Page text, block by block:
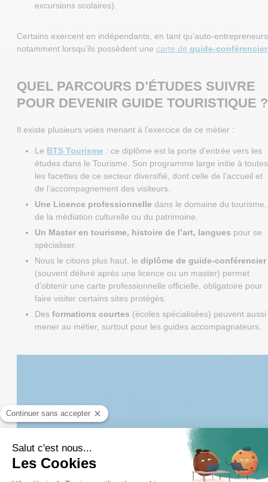
excursions scolaires).
Certains exercent en indépendants, en tant qu’auto-
notamment lorsqu’ils possèdent une carte de guide-conférencier
QUEL PARCOURS D’ÉTUDES SUIVRE
POUR DEVENIR GUIDE TOURISTIQUE ?
Il existe plusieurs voies menant à l’exercice de ce métier :
Le BTS Tourisme : ce diplôme est la porte d’entrée vers les
études dans le Tourisme. Son programme large initie à toutes
les facettes de ce secteur diversifié, dont celle de l’accueil et
de l’accompagnement des visiteurs.
Une Licence professionnelle dans le domaine du tourisme,
de la médiation culturelle ou du patrimoine.
Un Master en tourisme, histoire de l’art, langues pour se
spécialiser.
Nous le citions plus haut, le diplôme de guide-conférencier
(souvent délivré après une licence ou un master) permet
d’obtenir une carte professionnelle officielle, obligatoire pour
faire visiter certains sites protégés.
Des formations courtes (écoles spécialisées) peuvent aussi
mener au métier, surtout pour les guides accompagnateurs.
Formez-vous aux métiers du
Tourisme